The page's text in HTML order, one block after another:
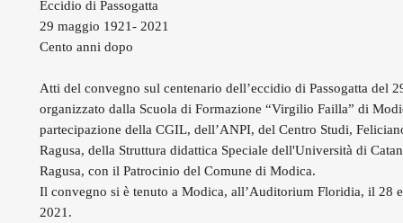
Eccidio di Passogatta
29 maggio 1921- 2021
Cento anni dopo
Atti del convegno sul centenario dell’eccidio di Passogatta del
organizzato dalla Scuola di Formazione “Virgilio Failla” di
partecipazione della CGIL, dell’ANPI, del Centro Studi,
Ragusa, della Struttura didattica Speciale dell'Università di
Ragusa, con il Patrocinio del Comune di Modica.
Il convegno si è tenuto a Modica, all’Auditorium Floridia, il 28
2021.